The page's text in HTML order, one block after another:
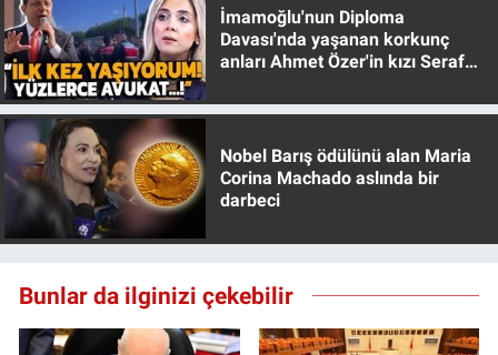
İmamoğlu'nun Diploma
Davası'nda yaşanan korkunç
anları Ahmet Özer'in kızı Seraf
Nobel Barış ödülünü alan Maria
Corina Machado aslında bir
darbeci
Bunlar da ilginizi çekebilir